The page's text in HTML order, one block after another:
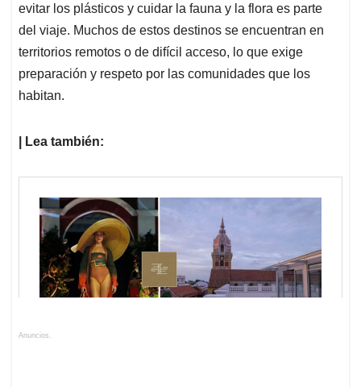
evitar los plásticos y cuidar la fauna y la flora es parte
del viaje. Muchos de estos destinos se encuentran en
territorios remotos o de difícil acceso, lo que exige
preparación y respeto por las comunidades que los
habitan.
| Lea también:
Anuncios.